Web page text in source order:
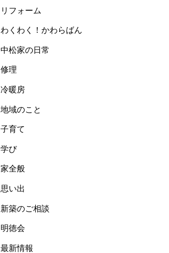
リフォーム
わくわく！かわらばん
中松家の日常
修理
冷暖房
地域のこと
子育て
学び
家全般
思い出
新築のご相談
明徳会
最新情報